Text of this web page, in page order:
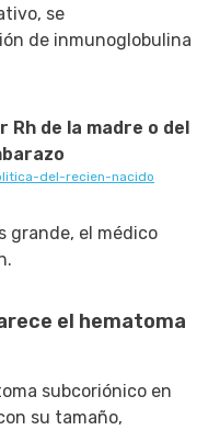
se
de inmunoglobulina
de la madre o del
del-recien-nacido
grande, el médico
el hematoma
subcoriónico en
su tamaño,